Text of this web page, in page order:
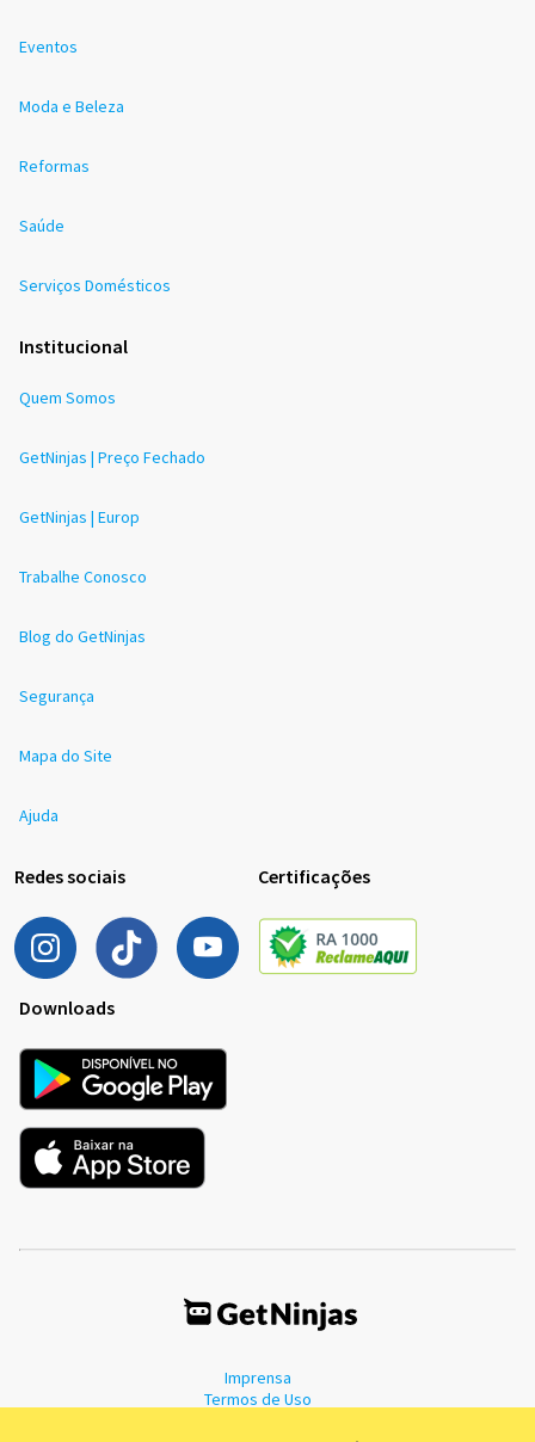
Eventos
Moda e Beleza
Reformas
Saúde
Serviços Domésticos
Institucional
Quem Somos
GetNinjas | Preço Fechado
GetNinjas | Europ
Trabalhe Conosco
Blog do GetNinjas
Segurança
Mapa do Site
Ajuda
Redes sociais Certificações
Downloads
Imprensa
Termos de Uso